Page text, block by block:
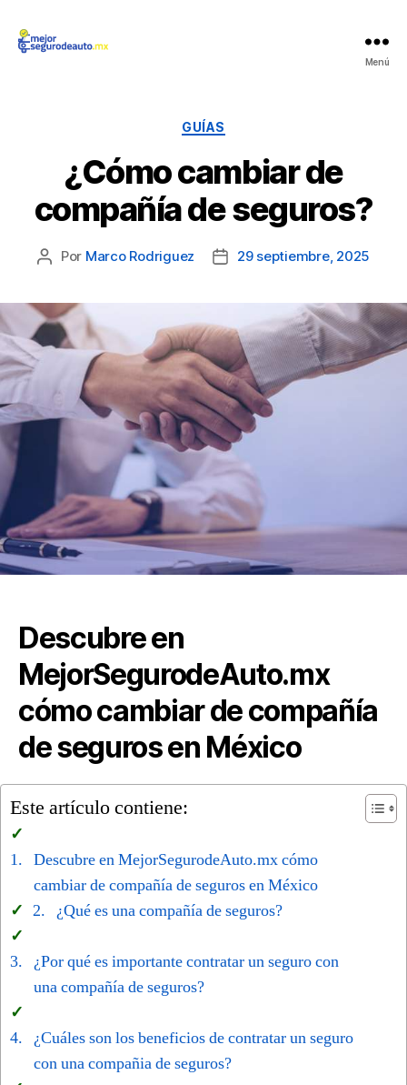
Menú
Categorías
GUÍAS
¿Cómo cambiar de
compañía de seguros?
Autor
publicación
Por Marco Rodriguez
Fecha
publicación
29 septiembre, 2025
Descubre en
MejorSegurodeAuto.mx
cómo cambiar de compañía
de seguros en México
Este artículo contiene:
Descubre en MejorSegurodeAuto.mx cómo
cambiar de compañía de seguros en México
¿Qué es una compañía de seguros?
¿Por qué es importante contratar un seguro con
una compañía de seguros?
¿Cuáles son los beneficios de contratar un seguro
con una compañia de seguros?